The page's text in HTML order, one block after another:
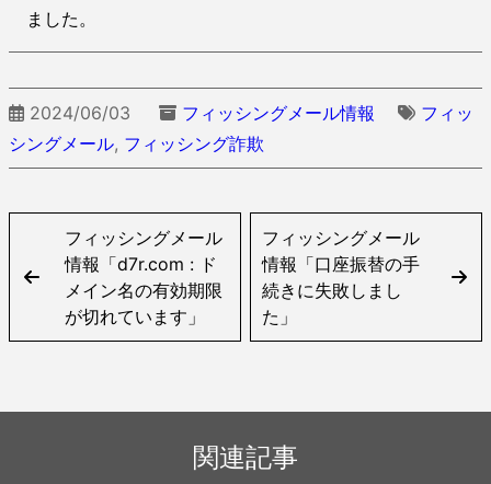
ました。
2024/06/03 フィッシングメール情報
フィッ
シングメール, フィッシング詐欺
フィッシングメール
情報「d7r.com : ド
メイン名の有効期限
が切れています」
フィッシングメール
情報「口座振替の手
続きに失敗しまし
た」
関連記事